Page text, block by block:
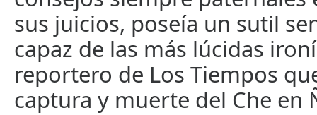
sus juicios, poseía un sutil
capaz de las más lúcidas
reportero de Los Tiempos
captura y muerte del Che en